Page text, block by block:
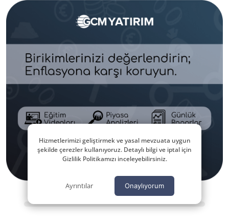
Hizmetlerimizi geliştirmek ve yasal mevzuata uygun
şekilde çerezler kullanıyoruz. Detaylı bilgi ve iptal için
Gizlilik Politikamızı inceleyebilirsiniz.
Ayrıntılar Onaylıyorum